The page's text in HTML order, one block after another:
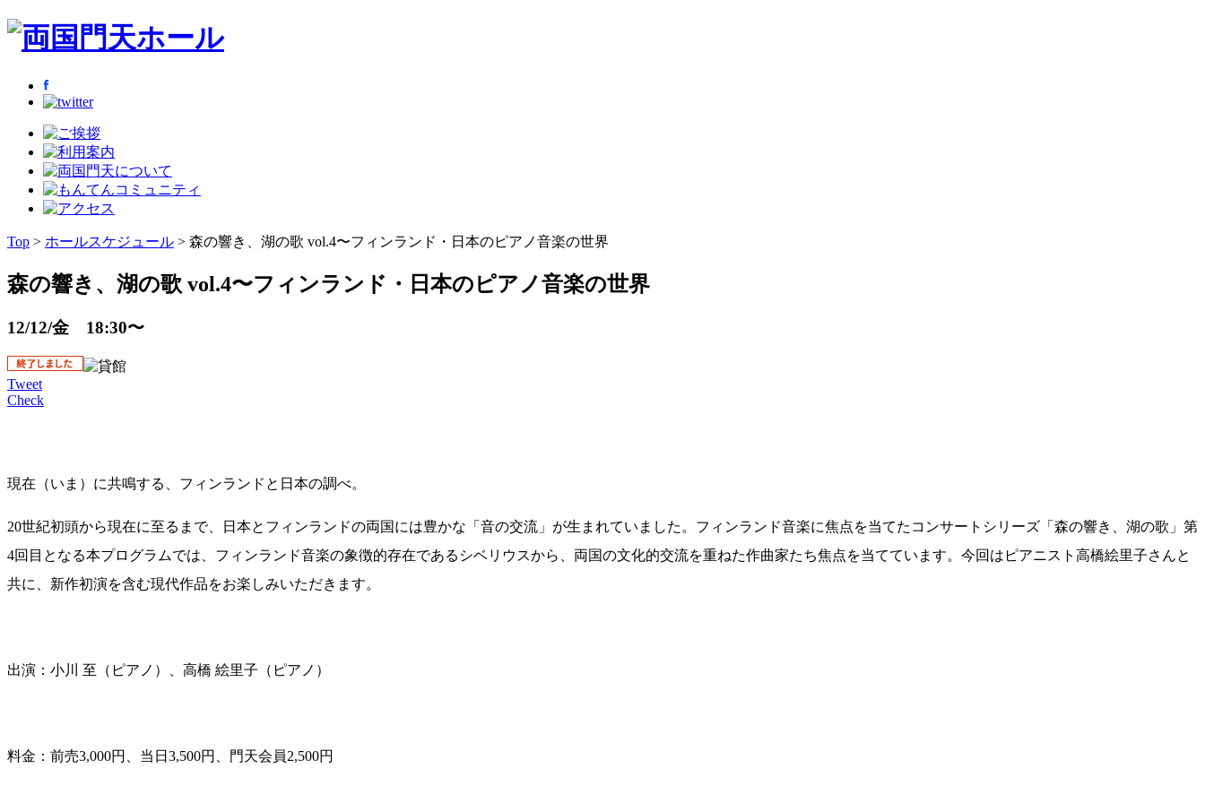
Top > ホールスケジュール > 森の響き、湖の歌 vol.4〜フィンランド・日本のピアノ音楽の世界
森の響き、湖の歌 vol.4〜フィンランド・日本のピアノ音楽の世界
12/12/金 18:30〜
Tweet
Check
現在（いま）に共鳴する、フィンランドと日本の調べ。
20世紀初頭から現在に至るまで、日本とフィンランドの両国には豊かな「音の交流」が生まれていました。フィンランド音楽に焦点を当てたコンサートシリーズ「森の響き、湖の歌」第
4回目となる本プログラムでは、フィンランド音楽の象徴的存在であるシベリウスから、両国の文化的交流を重ねた作曲家たち焦点を当てています。今回はピアニスト高橋絵里子さんと
共に、新作初演を含む現代作品をお楽しみいただきます。
出演：小川 至（ピアノ）、高橋 絵里子（ピアノ）
料金：前売3,000円、当日3,500円、門天会員2,500円